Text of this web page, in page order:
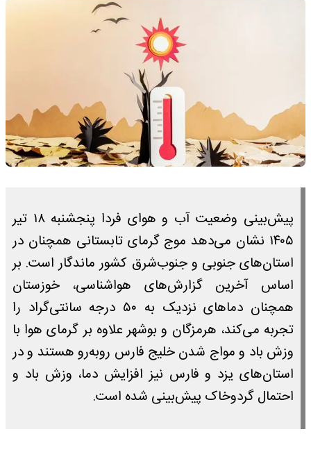
پیش‌بینی وضعیت آب و هوای فردا پنجشنبه ۱۸ تیر
۱۴۰۵ نشان می‌دهد موج گرمای تابستانی همچنان در
استان‌های جنوبی و جنوب‌شرق کشور ماندگار است. بر
اساس آخرین گزارش‌های هواشناسی، خوزستان
همچنان دماهای نزدیک به ۵۰ درجه سانتی‌گراد را
تجربه می‌کند، هرمزگان و بوشهر علاوه بر گرمای هوا با
وزش باد و مواج شدن خلیج فارس روبه‌رو هستند و در
استان‌های یزد و فارس نیز افزایش دما، وزش باد و
احتمال گردوخاک پیش‌بینی شده است.